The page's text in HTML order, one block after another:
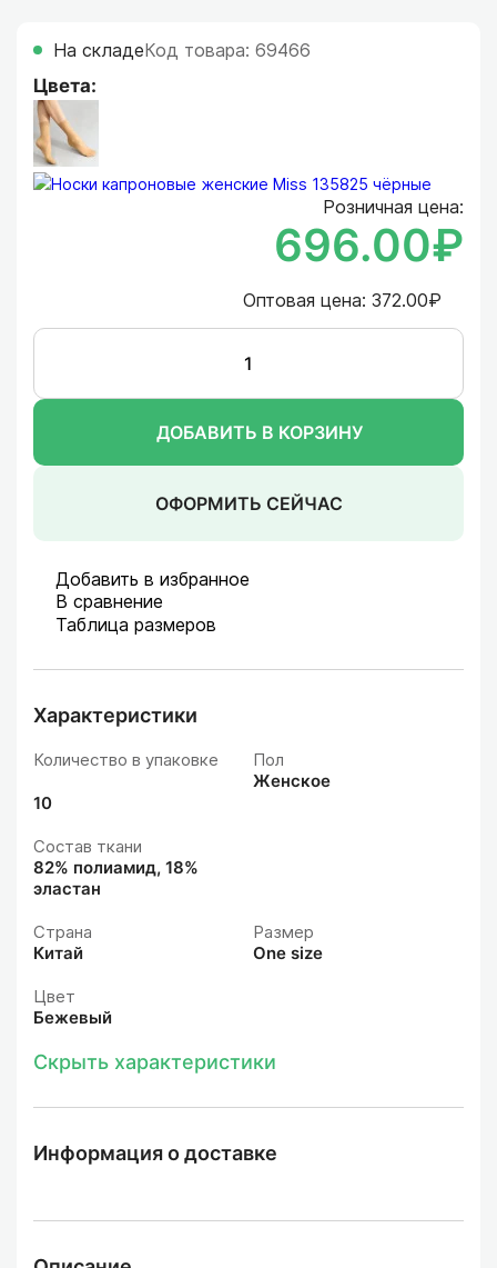
На складеКод товара: 69466
Цвета:
Розничная цена:
696.00₽
Оптовая цена: 372.00₽
ДОБАВИТЬ В КОРЗИНУ
ОФОРМИТЬ СЕЙЧАС
Добавить в избранное
В сравнение
Таблица размеров
Характеристики
Количество в упаковке
10
Пол
Женское
Состав ткани
82% полиамид, 18%
эластан
Страна
Китай
Размер
One size
Цвет
Бежевый
Скрыть характеристики
Информация о доставке